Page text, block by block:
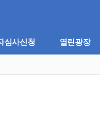
심사신청 열린광장